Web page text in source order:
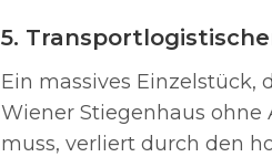
5.
Ein massives Einzelstück,
Wiener Stiegenhaus ohne
muss, verliert durch den